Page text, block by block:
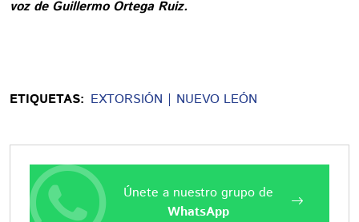
voz de Guillermo Ortega Ruiz.
ETIQUETAS: EXTORSIÓN NUEVO LEÓN
Únete a nuestro grupo de
WhatsApp